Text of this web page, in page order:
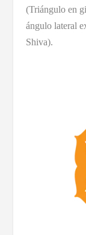
(Triángulo en
ángulo lateral
Shiva).